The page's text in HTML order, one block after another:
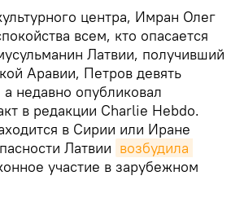
центра, Имран Олег
всем, кто опасается
Латвии, получивший
Аравии, Петров девять
недавно опубликовал
в редакции Charlie Hebdo.
в Сирии или Иране
Латвии возбудила
участие в зарубежном